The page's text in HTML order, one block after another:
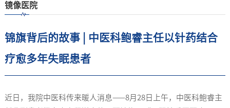
镜像医院
锦旗背后的故事 | 中医科鲍睿主任以针药结合
疗愈多年失眠患者
近日，我院中医科传来暖人消息——8月28日上午，中医科鲍睿主